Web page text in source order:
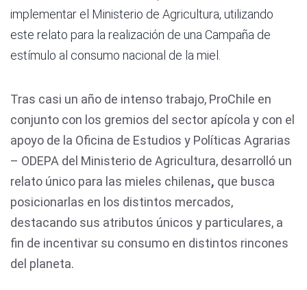
implementar el Ministerio de Agricultura, utilizando
este relato para la realización de una Campaña de
estímulo al consumo nacional de la miel.
Tras casi un año de intenso trabajo, ProChile en
conjunto con los gremios del sector apícola y con el
apoyo de la Oficina de Estudios y Políticas Agrarias
– ODEPA del Ministerio de Agricultura, desarrolló un
relato único para las mieles chilenas, que busca
posicionarlas en los distintos mercados,
destacando sus atributos únicos y particulares, a
fin de incentivar su consumo en distintos rincones
del planeta.